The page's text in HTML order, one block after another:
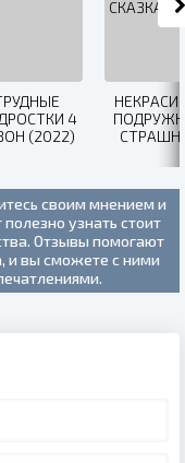
4
(2022)
СКАЗКА
своим мнением и
узнать стоит
Отзывы помогают
и вы сможете с ними